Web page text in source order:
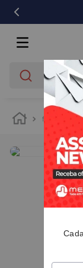
O que você
ferragens
IMAGENS